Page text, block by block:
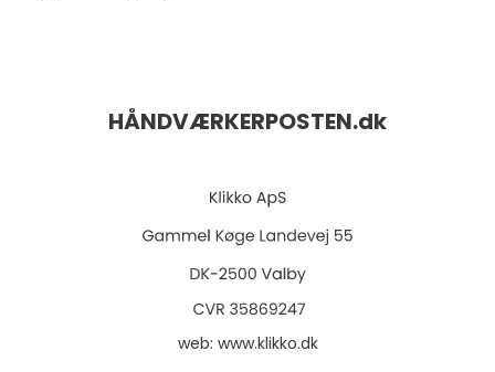
HÅNDVÆRKERPOSTEN.dk
web: www.klikko.dk